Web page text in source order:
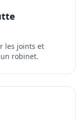
les joints et
robinet.